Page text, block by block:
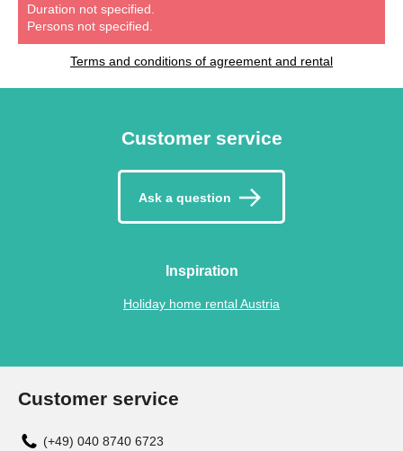
Duration not specified.
Persons not specified.
Terms and conditions of agreement and rental
Customer service
Ask a question
Inspiration
Holiday home rental Austria
Customer service
(+49) 040 8740 6723